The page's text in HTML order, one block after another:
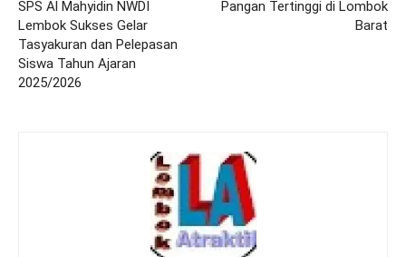
SPS Al Mahyidin NWDI
Lembok Sukses Gelar
Tasyakuran dan Pelepasan
Siswa Tahun Ajaran
2025/2026
Pangan Tertinggi di Lombok
Barat